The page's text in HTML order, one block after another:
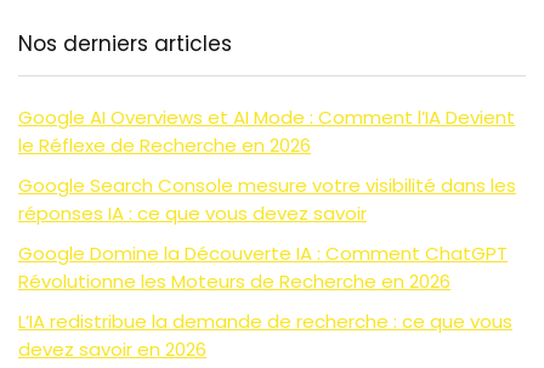
Nos derniers articles
Google AI Overviews et AI Mode : Comment l’IA Devient
le Réflexe de Recherche en 2026
Google Search Console mesure votre visibilité dans les
réponses IA : ce que vous devez savoir
Google Domine la Découverte IA : Comment ChatGPT
Révolutionne les Moteurs de Recherche en 2026
L’IA redistribue la demande de recherche : ce que vous
devez savoir en 2026